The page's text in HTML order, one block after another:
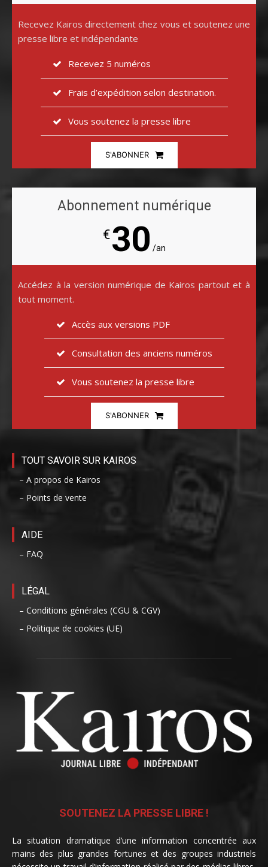
Recevez Kairos directement chez vous et soutenez une
presse libre et indépendante
Recevez 5 numéros
Frais d’expédition selon destination.
Vous soutenez la presse libre
S'ABONNER
Abonnement numérique
€30 /an
Accédez à la version numérique de Kairos partout et à
tout moment.
Accès aux versions PDF
Consultation des anciens numéros
Vous soutenez la presse libre
S'ABONNER
TOUT SAVOIR SUR KAIROS
– A propos de Kairos
– Points de vente
AIDE
– FAQ
LÉGAL
– Conditions générales (CGU & CGV)
– Politique de cookies (UE)
SOUTENEZ LA PRESSE LIBRE !
La situation dramatique d’une information concentrée aux
mains des plus grandes fortunes et des groupes industriels